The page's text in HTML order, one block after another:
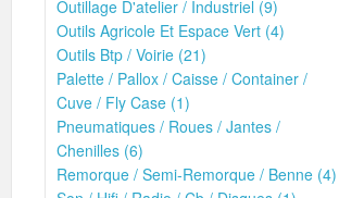
Outillage D'atelier / Industriel (9)
Outils Agricole Et Espace Vert (4)
Outils Btp / Voirie (21)
Palette / Pallox / Caisse / Container /
Cuve / Fly Case (1)
Pneumatiques / Roues / Jantes /
Chenilles (6)
Remorque / Semi-Remorque / Benne (4)